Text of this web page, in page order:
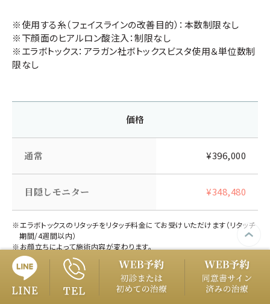
※使用する糸（フェイスラインの改善目的）：本数制限なし
※下顔面のヒアルロン酸注入：制限なし
※エラボトックス：アラガン社ボトックスビスタ使用＆単位数制
限なし
価格
通常 ¥396,000
目隠しモニター ¥348,480
※エラボトックスのリタッチをリタッチ料金にてお受けいただけます（リタッチ
期間/4週間以内）
※お顔立ちによって施術内容が変わります。
※モニター範囲は目隠しありの全顔モニターです。